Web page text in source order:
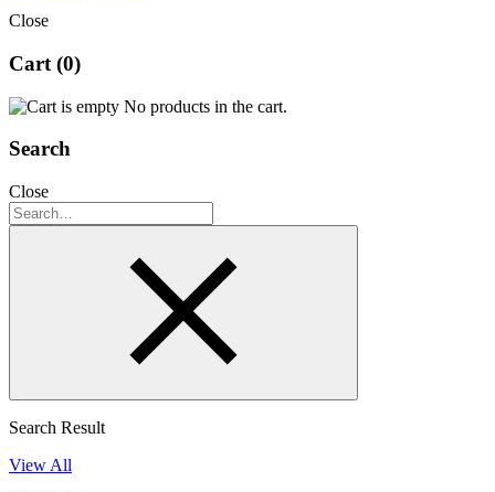
Close
Cart (0)
No products in the cart.
Search
Close
Search Result
View All